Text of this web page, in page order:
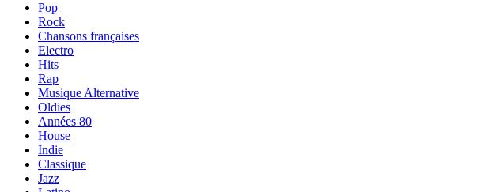
Pop
Rock
Chansons françaises
Electro
Hits
Rap
Musique Alternative
Oldies
Années 80
House
Indie
Classique
Jazz